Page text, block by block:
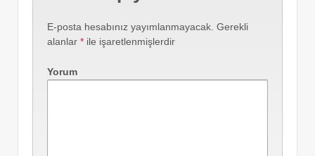
E-posta hesabınız yayımlanmayacak. Gerekli
alanlar * ile işaretlenmişlerdir
Yorum